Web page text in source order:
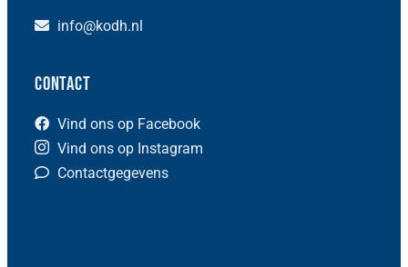
info@kodh.nl
Contact
Vind ons op Facebook
Vind ons op Instagram
Contactgegevens